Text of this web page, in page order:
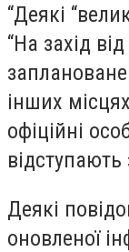
“Деякі
“На захід
заплановане
інших
офіційні
відступають
Деякі
оновленої